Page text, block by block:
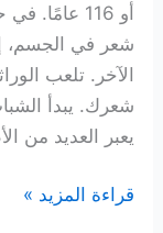
أو 116
شعر في الجسم،
الآخر. تلعب
شعرك. يبدأ
يعبر العديد من
ما
قراءة المزيد »